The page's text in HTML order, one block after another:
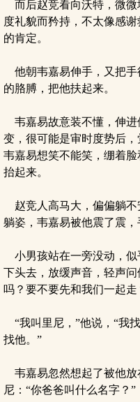
而后赵竞看向沃特，微微
度礼貌而矜持，不太像感
的肯定。
他朝韦嘉易伸手，又把手
的胳膊，把他扶起来。
韦嘉易故意装不懂，伸进
变，很可能是审时度势后，
韦嘉易想笑不能笑，绷着
抬起来。
赵竞人高马大，偏偏躺不
躺姿，韦嘉易被他震了震，
小男孩站在一旁没动，似
下头去，放缓声音，轻声
吗？要不要先和我们一起走
“我叫里尼，”他说，“我
找他。”
韦嘉易忽然想起了被他放
尼：“你爸爸叫什么名字？”